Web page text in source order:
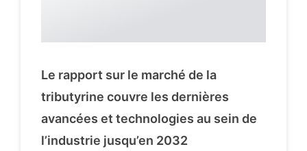
Le rapport sur le marché de la
tributyrine couvre les dernières
avancées et technologies au sein de
l’industrie jusqu’en 2032